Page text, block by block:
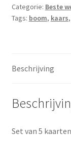
wensen
voor
aantal
Categorie: Beste
Tags: boom, kaars,
Beschrijving
Set van 5